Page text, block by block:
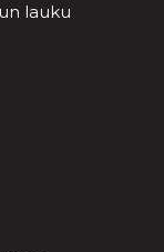
lauku